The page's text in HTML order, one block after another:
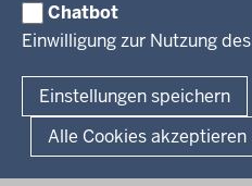
Chatbot
Einwilligung zur Nutzung
Einstellungen speichern
Alle Cookies akzeptieren
Verfahrensübersichten
Überwachung umweltrelevanter
© 2026 Bezirksregierung Köln
Organisationsplan
Dokumente und Ressourcen